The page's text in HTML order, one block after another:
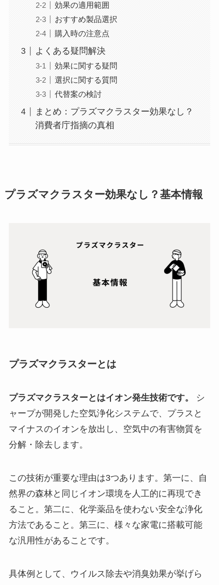
効果の適用範囲
おすすめ製品選択
購入時の注意点
よくある疑問解決
効果に関する疑問
選択に関する質問
代替案の検討
まとめ：プラズマクラスター効果なし？
消費者庁指摘の真相
プラズマクラスター効果なし？基本情報
プラズマクラスターとは
プラズマクラスターとはイオン発生技術です。
シ
ャープが開発した空気浄化システムで、プラスと
マイナスのイオンを放出し、空気中の有害物質を
分解・除去します。
この技術が重要な理由は3つあります。第一に、自
然界の森林と同じイオン環境を人工的に再現でき
ること。第二に、化学薬品を使わない安全な浄化
方法であること。第三に、様々な家電に搭載可能
な汎用性があることです。
具体例として、ウイルス除去や消臭効果が挙げら